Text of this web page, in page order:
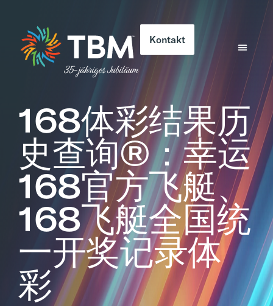
Kontakt
168体彩结果历
史查询®：幸运
168官方飞艇、
168飞艇全国统
一开奖记录体
彩